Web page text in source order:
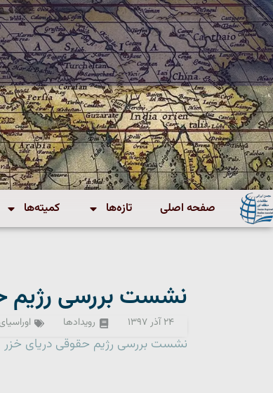
صفحه اصلی تازه‌ها کمیته‌ها
نشست بررسی رژیم
۲۴ آذر ۱۳۹۷ رویدادها
نشست بررسی رژیم حقوقی دریای خزر